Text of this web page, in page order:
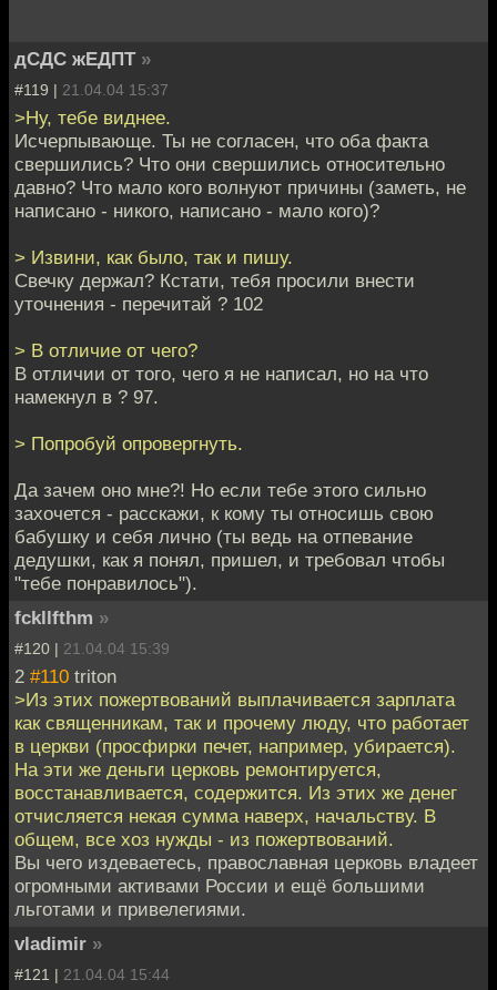
дСДС жЕДПТ »
#119 | 21.04.04 15:37
>Ну, тебе виднее.
Исчерпывающе. Ты не согласен, что оба факта
свершились? Что они свершились относительно
давно? Что мало кого волнуют причины (заметь, не
написано - никого, написано - мало кого)?
> Извини, как было, так и пишу.
Свечку держал? Кстати, тебя просили внести
уточнения - перечитай ? 102
> В отличие от чего?
В отличии от того, чего я не написал, но на что
намекнул в ? 97.
> Попробуй опровергнуть.
Да зачем оно мне?! Но если тебе этого сильно
захочется - расскажи, к кому ты относишь свою
бабушку и себя лично (ты ведь на отпевание
дедушки, как я понял, пришел, и требовал чтобы
"тебе понравилось").
fckllfthm »
#120 | 21.04.04 15:39
2 #110 triton
>Из этих пожертвований выплачивается зарплата
как священникам, так и прочему люду, что работает
в церкви (просфирки печет, например, убирается).
На эти же деньги церковь ремонтируется,
восстанавливается, содержится. Из этих же денег
отчисляется некая сумма наверх, начальству. В
общем, все хоз нужды - из пожертвований.
Вы чего издеваетесь, православная церковь владеет
огромными активами России и ещё большими
льготами и привелегиями.
vladimir »
#121 | 21.04.04 15:44